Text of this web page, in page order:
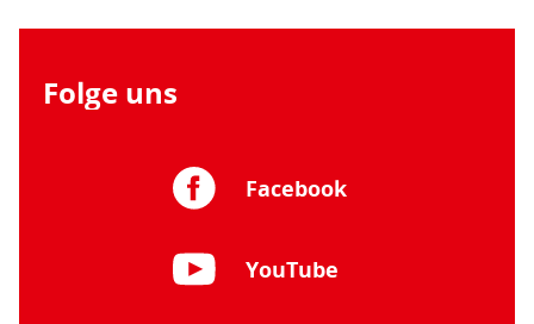
Folge uns
Facebook
YouTube